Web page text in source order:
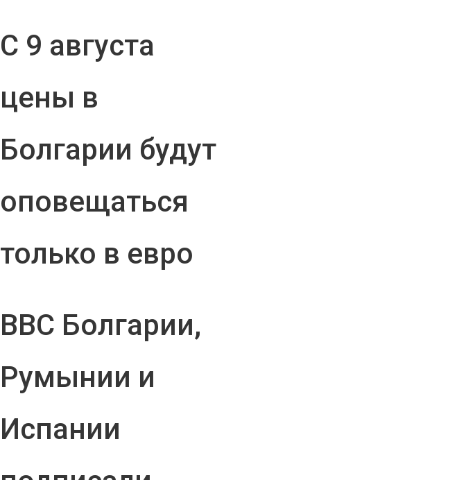
С 9 августа
цены в
Болгарии будут
оповещаться
только в евро
ВВС Болгарии,
Румынии и
Испании